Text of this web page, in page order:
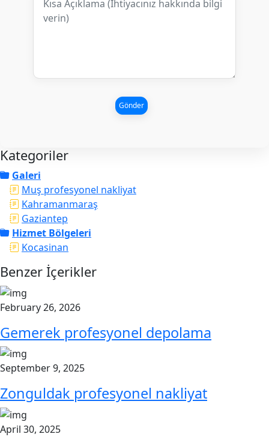
Gönder
Kategoriler
Galeri
Muş profesyonel nakliyat
Kahramanmaraş
Gaziantep
Hizmet Bölgeleri
Kocasinan
Benzer İçerikler
February 26, 2026
Gemerek profesyonel depolama
September 9, 2025
Zonguldak profesyonel nakliyat
April 30, 2025